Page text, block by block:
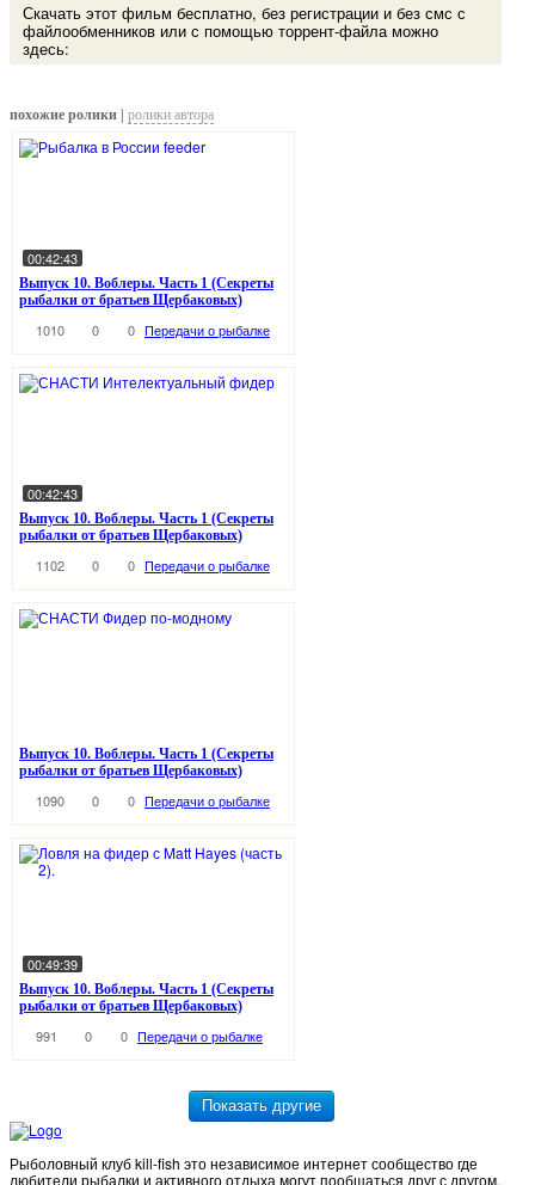
Скачать этот фильм бесплатно, без регистрации и без смс с
файлообменников или с помощью торрент-файла можно
здесь:
похожие ролики | ролики автора
00:42:43
Выпуск 10. Воблеры. Часть 1 (Секреты
рыбалки от братьев Щербаковых)
1010 0 0 Передачи о рыбалке
00:42:43
Выпуск 10. Воблеры. Часть 1 (Секреты
рыбалки от братьев Щербаковых)
1102 0 0 Передачи о рыбалке
Выпуск 10. Воблеры. Часть 1 (Секреты
рыбалки от братьев Щербаковых)
1090 0 0 Передачи о рыбалке
00:49:39
Выпуск 10. Воблеры. Часть 1 (Секреты
рыбалки от братьев Щербаковых)
991 0 0 Передачи о рыбалке
Рыболовный клуб kill-fish это независимое интернет сообщество где
любители рыбалки и активного отдыха могут пообщаться друг с другом,